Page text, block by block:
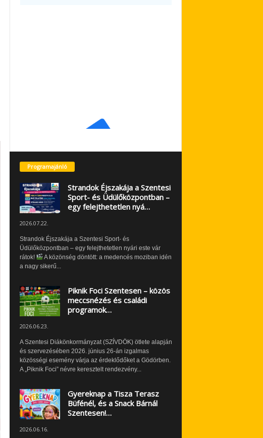
Programajánló
Strandok Éjszakája a Szentesi
Sport- és Üdülőközpontban –
egy felejthetetlen nyá…
2026.07.22.
Strandok Éjszakája a Szentesi Sport- és
Üdülőközpontban – egy felejthetetlen nyári este vár
rátok!
A közönség döntött: a medencés moziban idén
a nagy sikerű...
Piknik Foci Szentesen – közös
meccsnézés és családi
programok…
2026.06.23.
A Szentesi Diákönkormányzat (SZÍVDÖK) ötlete alapján
és szervezésében 2026. június 26-án izgalmas
közösségi esemény várja az érdeklődőket a Gödörben.
A „Piknik Foci” névre keresztelt rendezvény...
Gyereknap a Tisza Terasz
Büfénél, és a Snack Bárnál
Szentesen!…
2026.06.16.